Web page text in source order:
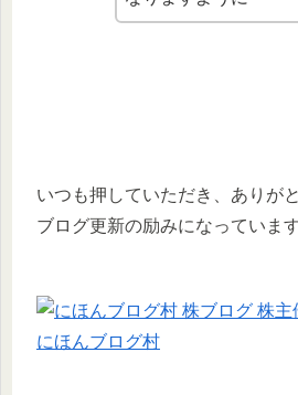
いつも押していただき、ありが
ブログ更新の励みになっています
にほんブログ村